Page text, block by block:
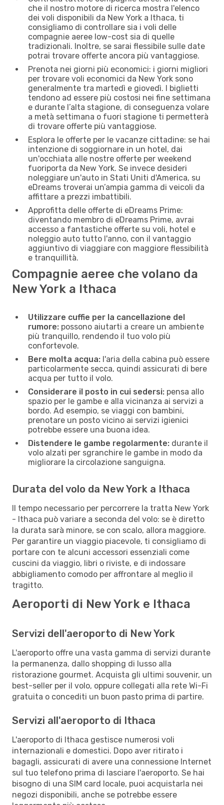
che il nostro motore di ricerca mostra l'elenco
dei voli disponibili da New York a Ithaca, ti
consigliamo di controllare sia i voli delle
compagnie aeree low-cost sia di quelle
tradizionali. Inoltre, se sarai flessibile sulle date
potrai trovare offerte ancora più vantaggiose.
Prenota nei giorni più economici: i giorni migliori
per trovare voli economici da New York sono
generalmente tra martedì e giovedì. I biglietti
tendono ad essere più costosi nei fine settimana
e durante l’alta stagione, di conseguenza volare
a metà settimana o fuori stagione ti permetterà
di trovare offerte più vantaggiose.
Esplora le offerte per le vacanze cittadine: se hai
intenzione di soggiornare in un hotel, dai
un'occhiata alle nostre offerte per weekend
fuoriporta da New York. Se invece desideri
noleggiare un'auto in Stati Uniti d'America, su
eDreams troverai un’ampia gamma di veicoli da
affittare a prezzi imbattibili.
Approfitta delle offerte di eDreams Prime:
diventando membro di eDreams Prime, avrai
accesso a fantastiche offerte su voli, hotel e
noleggio auto tutto l'anno, con il vantaggio
aggiuntivo di viaggiare con maggiore flessibilità
e tranquillità.
Compagnie aeree che volano da
New York a Ithaca
Utilizzare cuffie per la cancellazione del
rumore: possono aiutarti a creare un ambiente
più tranquillo, rendendo il tuo volo più
confortevole.
Bere molta acqua: l'aria della cabina può essere
particolarmente secca, quindi assicurati di bere
acqua per tutto il volo.
Considerare il posto in cui sedersi: pensa allo
spazio per le gambe e alla vicinanza ai servizi a
bordo. Ad esempio, se viaggi con bambini,
prenotare un posto vicino ai servizi igienici
potrebbe essere una buona idea.
Distendere le gambe regolarmente: durante il
volo alzati per sgranchire le gambe in modo da
migliorare la circolazione sanguigna.
Durata del volo da New York a Ithaca
Il tempo necessario per percorrere la tratta New York
- Ithaca può variare a seconda del volo: se è diretto
la durata sarà minore, se con scalo, allora maggiore.
Per garantire un viaggio piacevole, ti consigliamo di
portare con te alcuni accessori essenziali come
cuscini da viaggio, libri o riviste, e di indossare
abbigliamento comodo per affrontare al meglio il
tragitto.
Aeroporti di New York e Ithaca
Servizi dell'aeroporto di New York
L'aeroporto offre una vasta gamma di servizi durante
la permanenza, dallo shopping di lusso alla
ristorazione gourmet. Acquista gli ultimi souvenir, un
best-seller per il volo, oppure collegati alla rete Wi-Fi
gratuita o concediti un buon pasto prima di partire.
Servizi all'aeroporto di Ithaca
L'aeroporto di Ithaca gestisce numerosi voli
internazionali e domestici. Dopo aver ritirato i
bagagli, assicurati di avere una connessione Internet
sul tuo telefono prima di lasciare l'aeroporto. Se hai
bisogno di una SIM card locale, puoi acquistarla nei
negozi disponibili, anche se potrebbe essere